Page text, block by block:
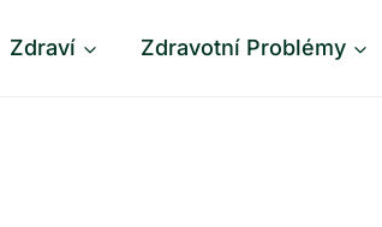
Zdraví Zdravotní Problémy